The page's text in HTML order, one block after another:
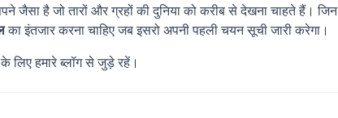
जैसा है जो तारों और ग्रहों की दुनिया को करीब से देखना चाहते हैं। जिन
का इंतजार करना चाहिए जब इसरो अपनी पहली चयन सूची जारी करेगा।
लिए हमारे ब्लॉग से जुड़े रहें।